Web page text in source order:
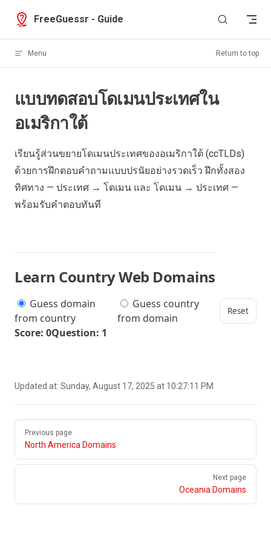
Skip to content
FreeGuessr - Guide
Menu Return to top
แบบทดสอบโดเมนประเทศใน
อเมริกาใต้
เรียนรู้ส่วนขยายโดเมนประเทศของอเมริกาใต้ (ccTLDs)
ด้วยการฝึกตอบคำถามแบบปรนัยอย่างรวดเร็ว ฝึกทั้งสอง
ทิศทาง — ประเทศ → โดเมน และ โดเมน → ประเทศ —
พร้อมรับคำตอบทันที
Learn Country Web Domains
Guess domain
from country
Guess country
from domain
Reset
Score: 0Question: 1
Updated at: Sunday, August 17, 2025 at 10:27:11 PM
Pager
Previous page
North America Domains
Next page
Oceania Domains